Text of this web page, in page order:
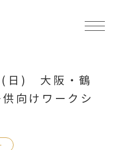
(日) 大阪・鶴
向けワークシ